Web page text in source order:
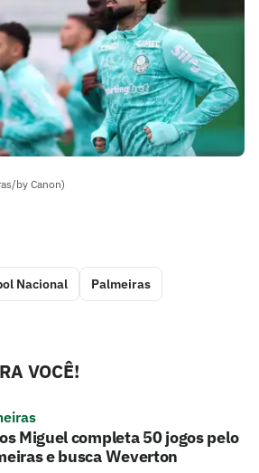
by Canon)
Nacional Palmeiras
VOCÊ!
Miguel completa 50 jogos pelo
e busca Weverton